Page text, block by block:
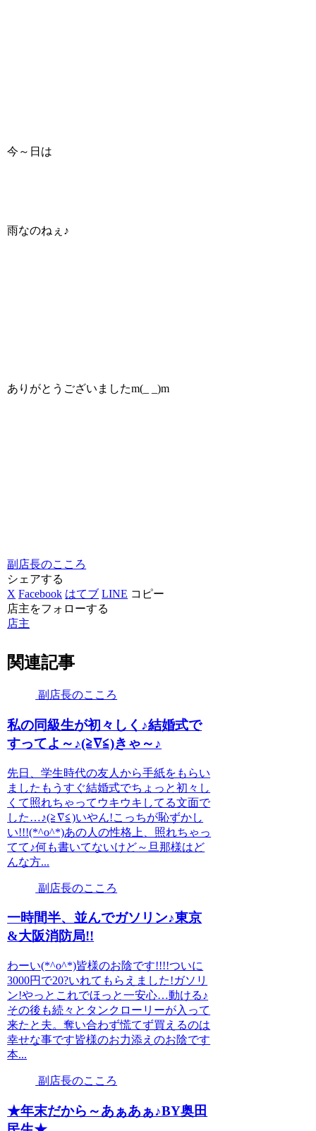
今～日は
雨なのねぇ♪
ありがとうございましたm(_ _)m
副店長のこころ
シェアする
X Facebook はてブ LINE コピー
店主をフォローする
店主
関連記事
副店長のこころ
私の同級生が初々しく♪結婚式で
すってよ～♪(≧∇≦)きゃ～♪
先日、学生時代の友人から手紙をもらい
ましたもうすぐ結婚式でちょっと初々し
くて照れちゃってウキウキしてる文面で
した…♪(≧∇≦)いやん!こっちが恥ずかし
い!!!(*^o^*)あの人の性格上、照れちゃっ
てて♪何も書いてないけど～旦那様はど
んな方...
副店長のこころ
一時間半、並んでガソリン♪東京
&大阪消防局!!
わーい(*^o^*)皆様のお陰です!!!!ついに
3000円で20?いれてもらえました!ガソリ
ン!やっとこれでほっと一安心…動ける♪
その後も続々とタンクローリーが入って
来たと夫。奪い合わず慌てず買えるのは
幸せな事です皆様のお力添えのお陰です
本...
副店長のこころ
★年末だから～あぁあぁ♪BY奥田